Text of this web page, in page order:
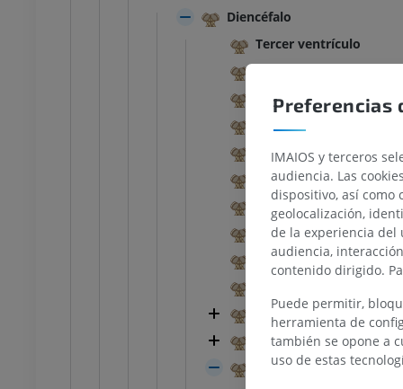
Diencéfalo
Tercer ventrículo
Organo subfornical
Organo subcomisural
Foramen
Surco hipotalámico
Adhesio intertalámica;
Receso óptico
Hipotálamo
Subthalamus
Talamencéfalo
Bovino - Anatomía general
Ilustraciones
GRATIS
Bovino - Osteología
Ilustraciones
PREMIUM
Preferencias
IMAIOS y terceros
audiencia. Las
dispositivo, así como
geolocalización,
de la experiencia del
audiencia,
contenido dirigido.
Puede permitir,
herramienta de
también se opone a
uso de estas